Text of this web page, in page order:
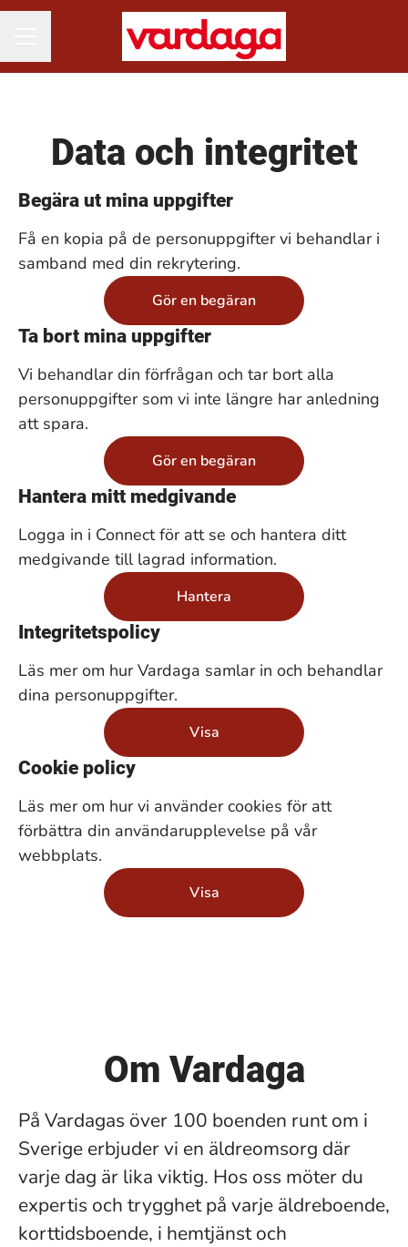
Data och integritet
Begära ut mina uppgifter
Få en kopia på de personuppgifter vi behandlar i
samband med din rekrytering.
Gör en begäran
Ta bort mina uppgifter
Vi behandlar din förfrågan och tar bort alla
personuppgifter som vi inte längre har anledning
att spara.
Gör en begäran
Hantera mitt medgivande
Logga in i Connect för att se och hantera ditt
medgivande till lagrad information.
Hantera
Integritetspolicy
Läs mer om hur Vardaga samlar in och behandlar
dina personuppgifter.
Visa
Cookie policy
Läs mer om hur vi använder cookies för att
förbättra din användarupplevelse på vår
webbplats.
Visa
Om Vardaga
På Vardagas över 100 boenden runt om i
Sverige erbjuder vi en äldreomsorg där
varje dag är lika viktig. Hos oss möter du
expertis och trygghet på varje äldreboende,
korttidsboende, i hemtjänst och